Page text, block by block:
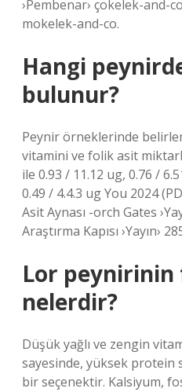
›Pembenar› çokelek-and-
mokelek-and-co.
Hangi
bulunur?
Peynir örneklerinde
vitamini ve folik asit
ile 0.93 / 11.12 ug, 0.76 /
0.49 / 4.4.3 ug You 2024
Asit Aynası -orch Gates
Araştırma Kapısı ›Yayın›
Lor peynirinin
nelerdir?
Düşük yağlı ve zengin
sayesinde, yüksek protein
bir seçenektir. Kalsiyum,